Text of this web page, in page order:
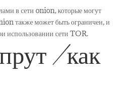
в сети onion, которые могут
также может быть ограничен, и
использовании сети TOR.
/как